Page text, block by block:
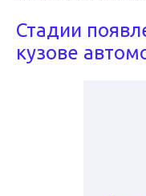
Стадии
кузове